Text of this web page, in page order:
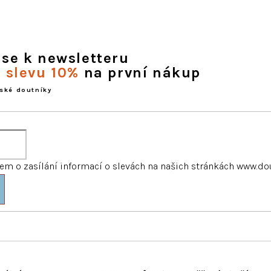
k newsletteru
10% na první nákup
doutníky
o zasílání informací o slevách na našich stránkách